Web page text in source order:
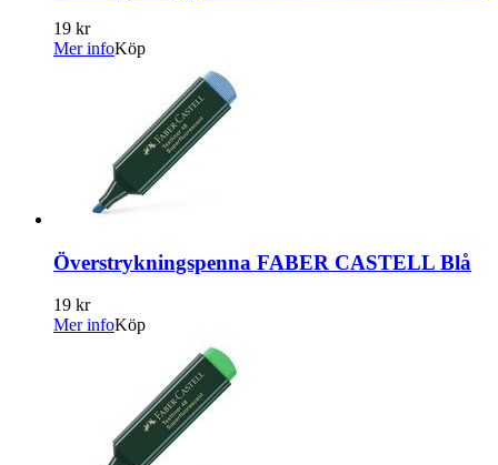
19 kr
Mer infoKöp
Överstrykningspenna FABER CASTELL Blå
19 kr
Mer infoKöp